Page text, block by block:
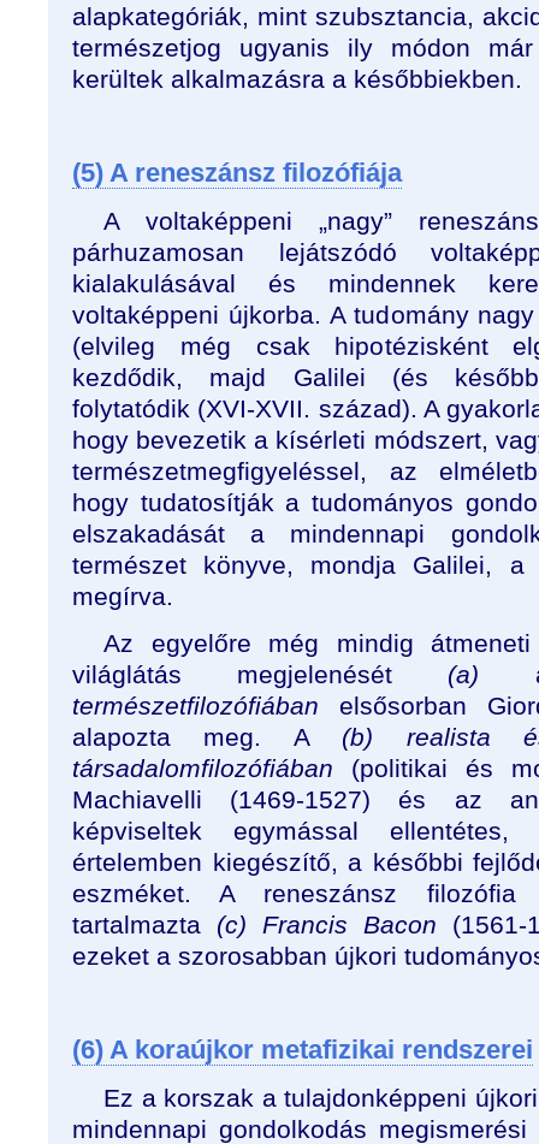
alapkategóriák, mint szubsztancia,
természetjog ugyanis ily módon
kerültek alkalmazásra a későbbiekben.
(5) A reneszánsz filozófiája
A voltaképpeni „nagy”
párhuzamosan lejátszódó
kialakulásával és mindennek
voltaképpeni újkorba. A tudomány
(elvileg még csak hipotézisként
kezdődik, majd Galilei (és
folytatódik (XVI-XVII. század). A
hogy bevezetik a kísérleti módszert,
természetmegfigyeléssel, az
hogy tudatosítják a tudományos
elszakadását a mindennapi
természet könyve, mondja Galilei, a
megírva.
Az egyelőre még mindig
világlátás megjelenését (a)
természetfilozófiában elsősorban
alapozta meg. A (b) realista
társadalomfilozófiában (politikai és
Machiavelli (1469-1527) és az
képviseltek egymással
értelemben kiegészítő, a későbbi
eszméket. A reneszánsz filozófia
tartalmazta (c) Francis Bacon
ezeket a szorosabban újkori
(6) A koraújkor metafizikai rendszerei
Ez a korszak a tulajdonképpeni
mindennapi gondolkodás